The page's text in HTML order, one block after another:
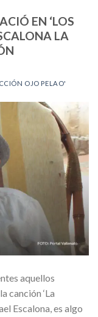
EN ‘LOS
LA
OJO PELAO'
aquellos
canción ‘La
Escalona, es algo